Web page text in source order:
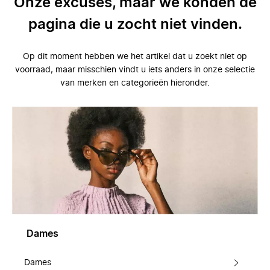
Onze excuses, maar we konden de
pagina die u zocht niet vinden.
Op dit moment hebben we het artikel dat u zoekt niet op
voorraad, maar misschien vindt u iets anders in onze selectie
van merken en categorieën hieronder.
Dames
Dames